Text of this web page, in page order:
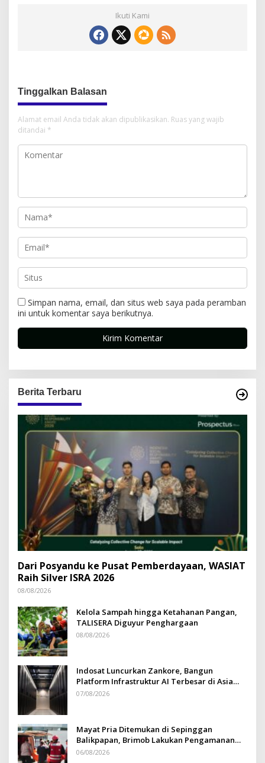
Ikuti Kami
Tinggalkan Balasan
Alamat email Anda tidak akan dipublikasikan. Ruas yang wajib
ditandai *
Simpan nama, email, dan situs web saya pada peramban
ini untuk komentar saya berikutnya.
Berita Terbaru
Dari Posyandu ke Pusat Pemberdayaan, WASIAT
Raih Silver ISRA 2026
08/08/2026
Kelola Sampah hingga Ketahanan Pangan,
TALISERA Diguyur Penghargaan
08/08/2026
Indosat Luncurkan Zankore, Bangun
Platform Infrastruktur AI Terbesar di Asia
Tenggara
07/08/2026
Mayat Pria Ditemukan di Sepinggan
Balikpapan, Brimob Lakukan Pengamanan
TKP
06/08/2026